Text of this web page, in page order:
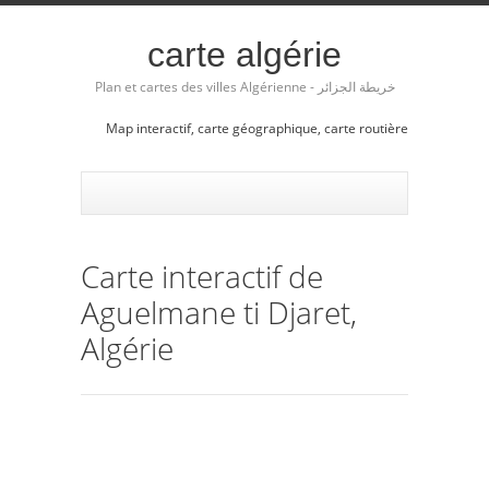
carte algérie
Plan et cartes des villes Algérienne - خريطة الجزائر
Map interactif, carte géographique, carte routière
Carte interactif de
Aguelmane ti Djaret,
Algérie